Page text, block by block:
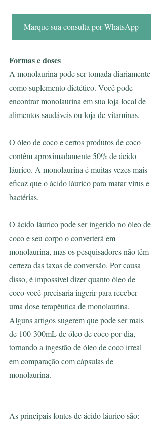
Marque sua consulta por WhatsApp
Formas e doses
A monolaurina pode ser tomada diariamente
como suplemento dietético. Você pode
encontrar monolaurina em sua loja local de
alimentos saudáveis ​​ou loja de vitaminas.
O óleo de coco e certos produtos de coco
contêm aproximadamente 50% de ácido
láurico. A monolaurina é muitas vezes mais
eficaz que o ácido láurico para matar vírus e
bactérias.
O ácido láurico pode ser ingerido no óleo de
coco e seu corpo o converterá em
monolaurina, mas os pesquisadores não têm
certeza das taxas de conversão. Por causa
disso, é impossível dizer quanto óleo de
coco você precisaria ingerir para receber
uma dose terapêutica de monolaurina.
Alguns artigos sugerem que pode ser mais
de 100-300mL de óleo de coco por dia,
tornando a ingestão de óleo de coco irreal
em comparação com cápsulas de
monolaurina.
As principais fontes de ácido láurico são: